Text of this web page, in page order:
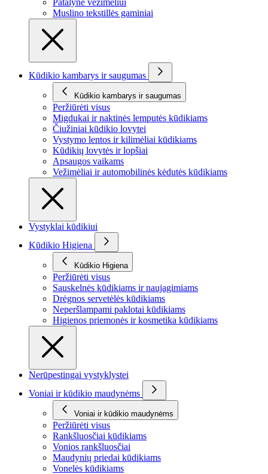
Patalynė vežimėliui
Muslino tekstillės gaminiai
Kūdikio kambarys ir saugumas
Kūdikio kambarys ir saugumas
Peržiūrėti visus
Migdukai ir naktinės lemputės kūdikiams
Čiužiniai kūdikio lovytei
Vystymo lentos ir kilimėliai kūdikiams
Kūdikių lovytės ir lopšiai
Apsaugos vaikams
Vežimėliai ir automobilinės kėdutės kūdikiams
Vystyklai kūdikiui
Kūdikio Higiena
Kūdikio Higiena
Peržiūrėti visus
Sauskelnės kūdikiams ir naujagimiams
Drėgnos servetėlės kūdikiams
Neperšlampami paklotai kūdikiams
Higienos priemonės ir kosmetika kūdikiams
Nerūpestingai vystyklystei
Voniai ir kūdikio maudynėms
Voniai ir kūdikio maudynėms
Peržiūrėti visus
Rankšluosčiai kūdikiams
Vonios rankšluosčiai
Maudynių priedai kūdikiams
Vonelės kūdikiams